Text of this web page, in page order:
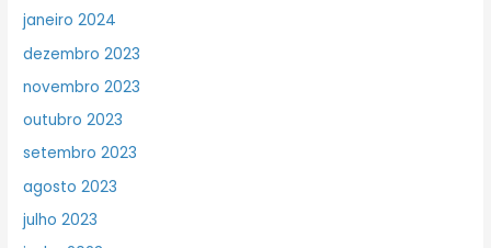
janeiro 2024
dezembro 2023
novembro 2023
outubro 2023
setembro 2023
agosto 2023
julho 2023